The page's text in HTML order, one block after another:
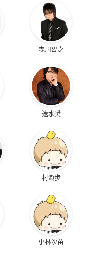
森川智之
速水奨
村瀬歩
小林沙苗